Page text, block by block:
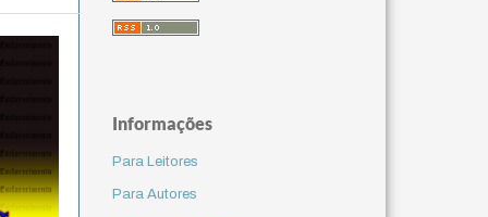
Informações
Para Leitores
Para Autores